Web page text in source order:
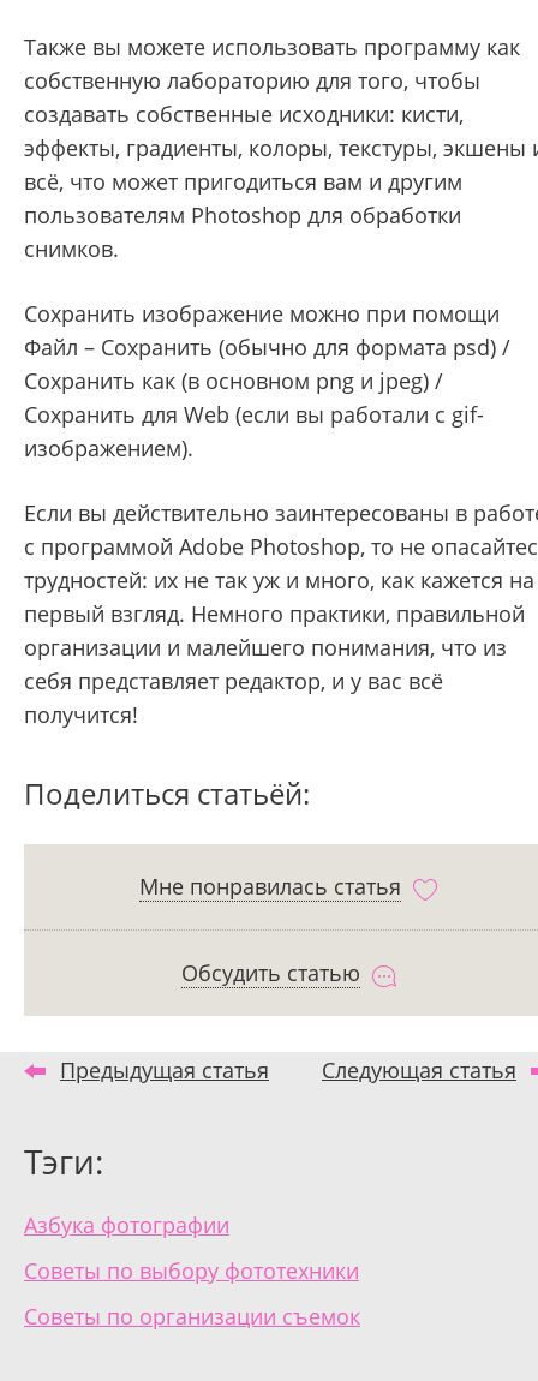
Также вы можете использовать программу как
собственную лабораторию для того, чтобы
создавать собственные исходники: кисти,
эффекты, градиенты, колоры, текстуры, экшены
всё, что может пригодиться вам и другим
пользователям Photoshop для обработки
снимков.
Сохранить изображение можно при помощи
Файл – Сохранить (обычно для формата psd) /
Сохранить как (в основном png и jpeg) /
Сохранить для Web (если вы работали с gif-
изображением).
Если вы действительно заинтересованы в
с программой Adobe Photoshop, то не
трудностей: их не так уж и много, как кажется на
первый взгляд. Немного практики, правильной
организации и малейшего понимания, что из
себя представляет редактор, и у вас всё
получится!
Поделиться статьёй:
Мне понравилась статья
Обсудить статью
Предыдущая статья Следующая статья
Тэги:
Азбука фотографии
Советы по выбору фототехники
Советы по организации съемок